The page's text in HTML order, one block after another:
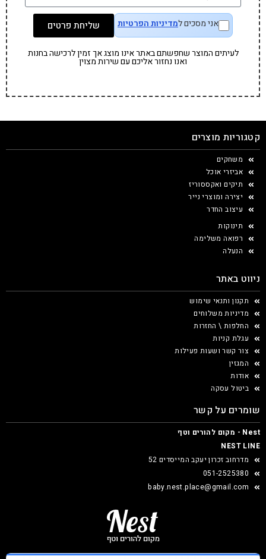
אני מסכים למדיניות הפרטיות שליחת פרטים
לעיתים המוצר שחפשתם באתר אינו מוצג אך זמין לרכישה בחנות
ואנו נחזור אליכם עם שירות מצוין
קטגוריות מוצרים
משחקים
אביזרי אוכל
תיקים ואקססוריז
יצירה ומוצרי נייר
עיצוב החדר
תינוקות
רפואה משלימה
הנעלה
ניווט באתר
תקנון ותנאי שימוש
מדיניות משלוחים
החלפות \ החזרות
עגלת קניות
צור קשר ושעות פעילות
המגזין
אודות
ביטול עסקה
שומרים על קשר
Nest - מקום להורים וטף
NEST LINE
מדרחוב זכרון יעקב המייסדים 52
051-2525380
baby.nest.place@gmail.com